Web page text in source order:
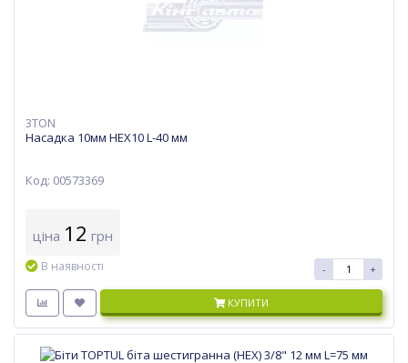
3TON
Насадка 10мм HEX10 L-40 мм
Код: 00573369
ціна 12 грн
В наявності - +
КУПИТИ